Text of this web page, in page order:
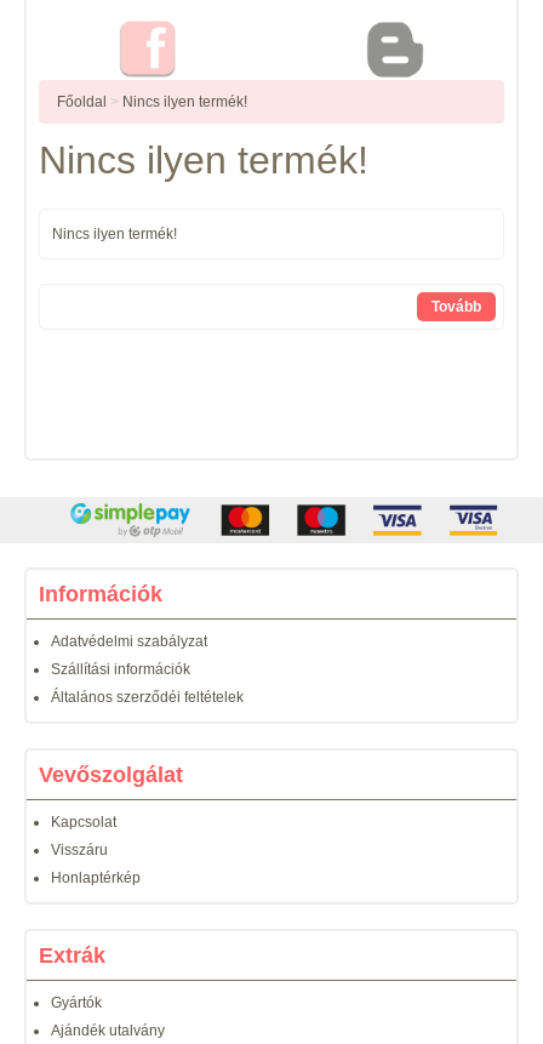
Főoldal > Nincs ilyen termék!
Nincs ilyen termék!
Nincs ilyen termék!
Tovább
Információk
Adatvédelmi szabályzat
Szállítási információk
Általános szerződéi feltételek
Vevőszolgálat
Kapcsolat
Visszáru
Honlaptérkép
Extrák
Gyártók
Ajándék utalvány